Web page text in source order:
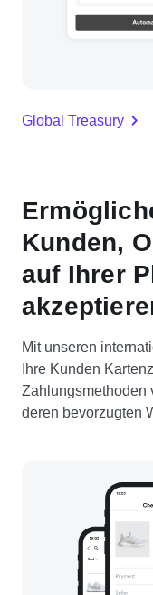
Global Treasury
Kunden,
auf Ihrer
Mit unseren
Ihre Kunden
Zahlungsmethoden
deren bevorzugten